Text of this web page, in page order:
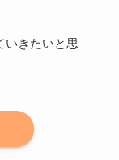
いきたいと思